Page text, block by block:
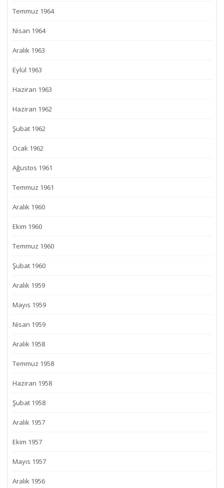
Temmuz 1964
Nisan 1964
Aralık 1963
Eylül 1963
Haziran 1963
Haziran 1962
Şubat 1962
Ocak 1962
Ağustos 1961
Temmuz 1961
Aralık 1960
Ekim 1960
Temmuz 1960
Şubat 1960
Aralık 1959
Mayıs 1959
Nisan 1959
Aralık 1958
Temmuz 1958
Haziran 1958
Şubat 1958
Aralık 1957
Ekim 1957
Mayıs 1957
Aralık 1956